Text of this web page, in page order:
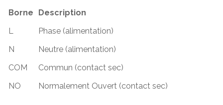
Borne
Description
L
Phase (alimentation)
N
Neutre (alimentation)
COM
Commun (contact sec)
NO
Normalement Ouvert (contact sec)